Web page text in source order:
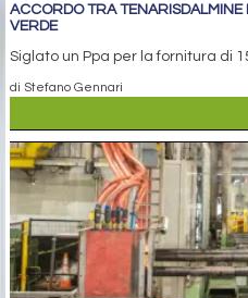
ACCORDO TRA TENARISDALMINE
VERDE
Siglato un Ppa per la fornitura di
di Stefano Gennari